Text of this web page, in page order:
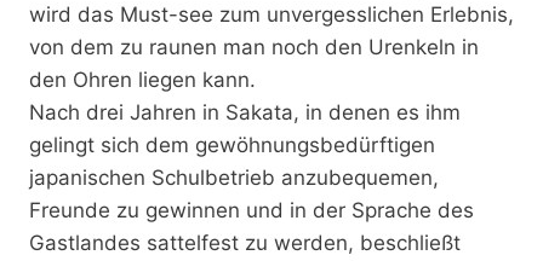
wird das Must-see zum unvergesslichen Erlebnis,
von dem zu raunen man noch den Urenkeln in
den Ohren liegen kann.
Nach drei Jahren in Sakata, in denen es ihm
gelingt sich dem gewöhnungsbedürftigen
japanischen Schulbetrieb anzubequemen,
Freunde zu gewinnen und in der Sprache des
Gastlandes sattelfest zu werden, beschließt